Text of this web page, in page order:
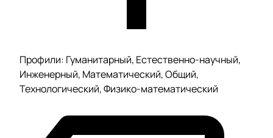
Профили: Гуманитарный, Естественно-научный,
Инженерный, Математический, Общий,
Технологический, Физико-математический